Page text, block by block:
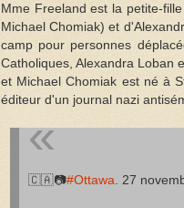
Mme Freeland est la petite-
Michael Chomiak) et
camp pour personnes
Catholiques, Alexandra Loban
et Michael Chomiak est né à
éditeur d'un journal nazi
🇨🇦📷#Ottawa . 27